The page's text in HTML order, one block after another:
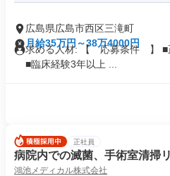
広島県広島市西区三滝町
月給35万円～38万4000円
求める人材: 【 応募条件 】 ■
■臨床経験3年以上 ...
正社員
病院内での滅菌、手術室清掃
鴻池メディカル株式会社